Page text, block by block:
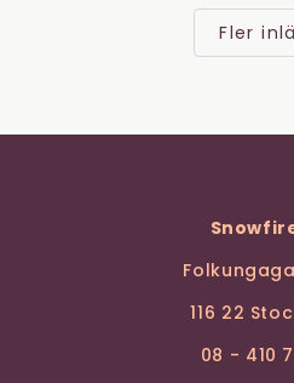
Fler
116 22
08 - 410